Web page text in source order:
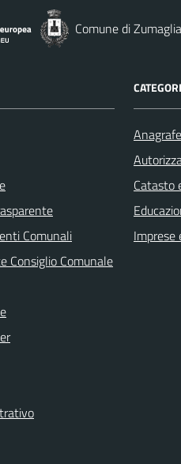
Comune di Zumaglia
Comunali
Consiglio Comunale
Catasto
Imprese